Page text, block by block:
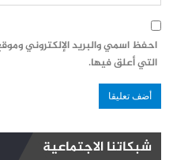
احفظ اسمي والبريد الإلكتروني
التي أعلق فيها.
شبكاتنا الاجتماعية